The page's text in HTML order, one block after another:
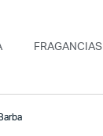
FRAGANCIAS